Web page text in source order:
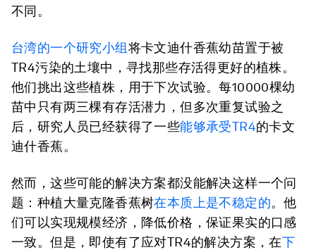
不同。
台湾的一个研究小组将卡文迪什香蕉幼苗置于被
TR4污染的土壤中，寻找那些存活得更好的植株。
他们挑出这些植株，用于下次试验。每10000棵幼
苗中只有两三棵有存活潜力，但多次重复试验之
后，研究人员已经获得了一些能够承受TR4的卡文
迪什香蕉。
然而，这些可能的解决方案都没能解决这样一个问
题：种植大量克隆香蕉树在本质上是不稳定的。他
们可以实现规模经济，降低价格，保证果实的口感
一致。但是，即使有了应对TR4的解决方案，在下